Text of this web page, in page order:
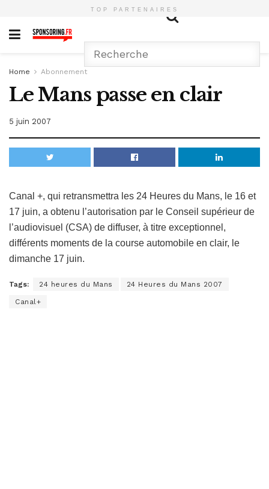
TOP PARTENAIRES
Home Abonnement
Le Mans passe en clair
5 juin 2007
Canal +, qui retransmettra les 24 Heures du Mans, le 16 et
17 juin, a obtenu l’autorisation par le Conseil supérieur de
l’audiovisuel (CSA) de diffuser, à titre exceptionnel,
différents moments de la course automobile en clair, le
dimanche 17 juin.
Tags: 24 heures du Mans 24 Heures du Mans 2007
Canal+